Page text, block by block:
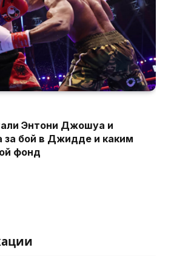
Энтони Джошуа и
за бой в Джидде и каким
фонд